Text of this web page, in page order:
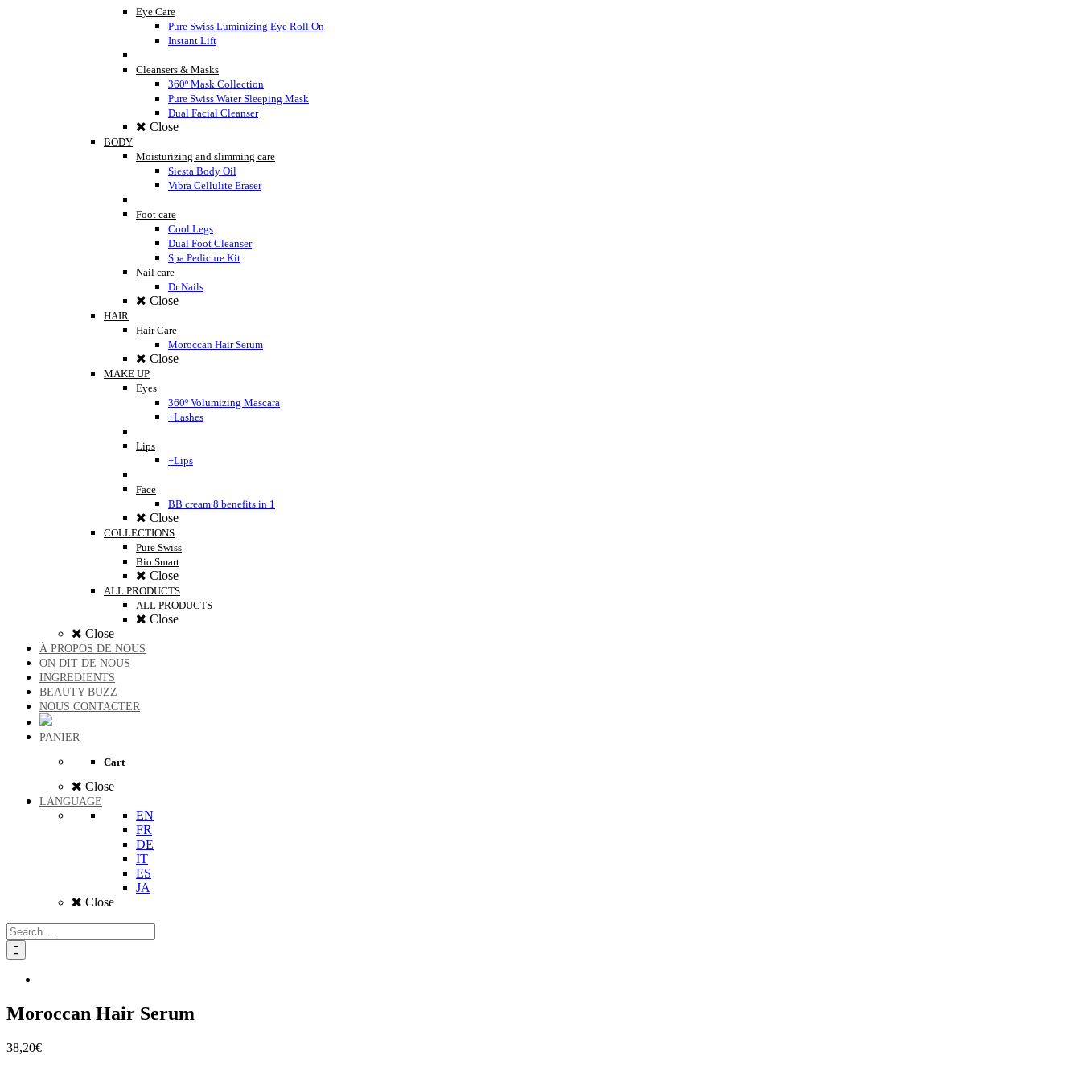
Eye Care
Pure Swiss Luminizing Eye Roll On
Instant Lift
Cleansers & Masks
360º Mask Collection
Pure Swiss Water Sleeping Mask
Dual Facial Cleanser
Close
BODY
Moisturizing and slimming care
Siesta Body Oil
Vibra Cellulite Eraser
Foot care
Cool Legs
Dual Foot Cleanser
Spa Pedicure Kit
Nail care
Dr Nails
Close
HAIR
Hair Care
Moroccan Hair Serum
Close
MAKE UP
Eyes
360º Volumizing Mascara
+Lashes
Lips
+Lips
Face
BB cream 8 benefits in 1
Close
COLLECTIONS
Pure Swiss
Bio Smart
Close
ALL PRODUCTS
ALL PRODUCTS
Close
Close
À PROPOS DE NOUS
ON DIT DE NOUS
INGREDIENTS
BEAUTY BUZZ
NOUS CONTACTER
PANIER
Cart
Close
LANGUAGE
EN
FR
DE
IT
ES
JA
Close
Moroccan Hair Serum
38,20€